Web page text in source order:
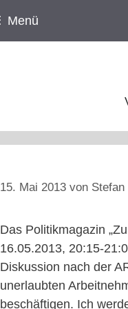
Menü
15. Mai 2013 von Stefan
Das Politikmagazin
16.05.2013, 20:15-
Diskussion nach der
unerlaubten
beschäftigen. Ich